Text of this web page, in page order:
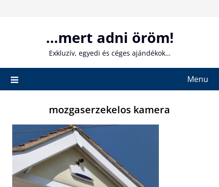
…mert adni öröm!
Exkluzív, egyedi és céges ajándékok…
Menu
mozgaserzekelos kamera